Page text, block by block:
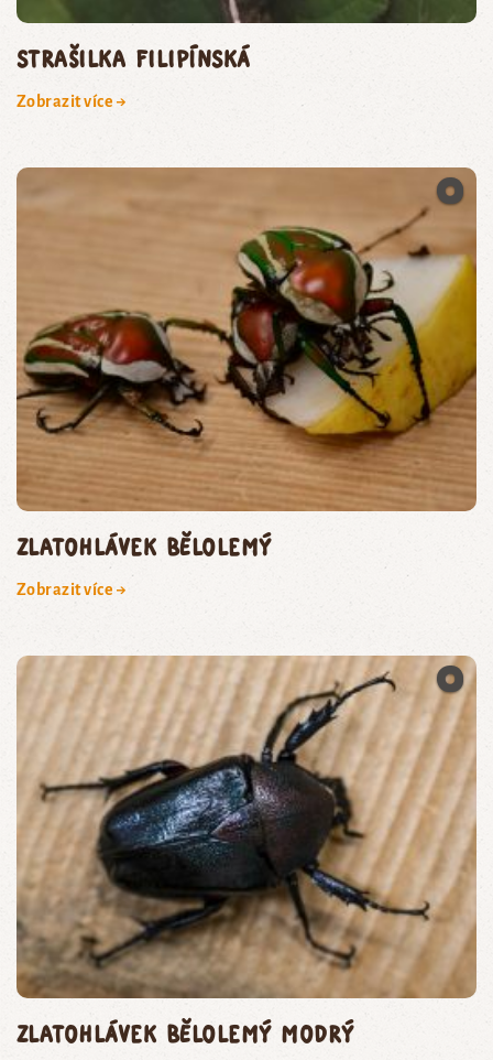
Strašilka filipínská
Zobrazit více →
zlatohlávek bělolemý
Zobrazit více →
zlatohlávek bělolemý modrý